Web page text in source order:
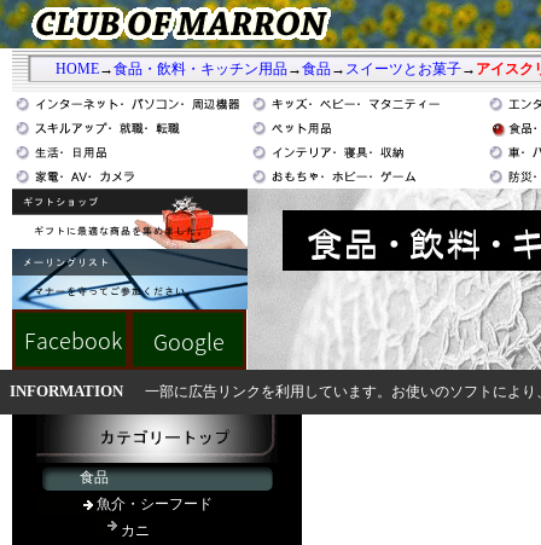
HOME→食品・飲料・キッチン用品→食品→ スイーツとお菓子→ アイスク
INFORMATION 一部に広告リンクを利用しています。お使いのソフトによ